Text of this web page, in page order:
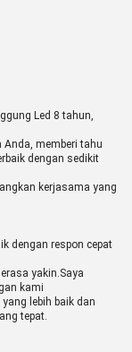
Led 8 tahun,
Anda, memberi tahu
dengan sedikit
kerjasama yang
dengan respon cepat
yakin.Saya
kami
lebih baik dan
tepat.